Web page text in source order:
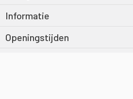
Informatie
Openingstijden